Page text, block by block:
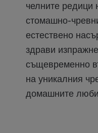
челните редици
стомашно-
естествено
здрави
същевременно
на уникалния
домашните